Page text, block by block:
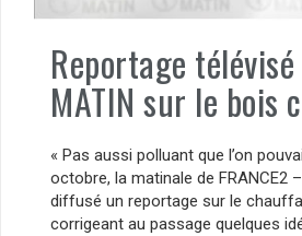
Reportage télévisé
MATIN sur le bois
« Pas aussi polluant que l’on
octobre, la matinale de FRANCE2
diffusé un reportage sur le
corrigeant au passage quelques